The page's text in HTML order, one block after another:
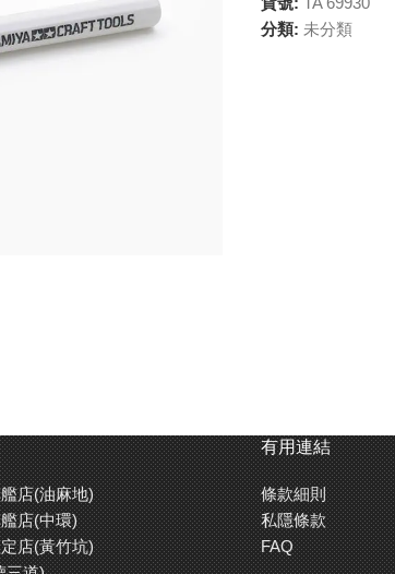
分類: 未分類
店(油麻地)
店(中環)
店(黃竹坑)
有用連結
條款細則
私隱條款
FAQ